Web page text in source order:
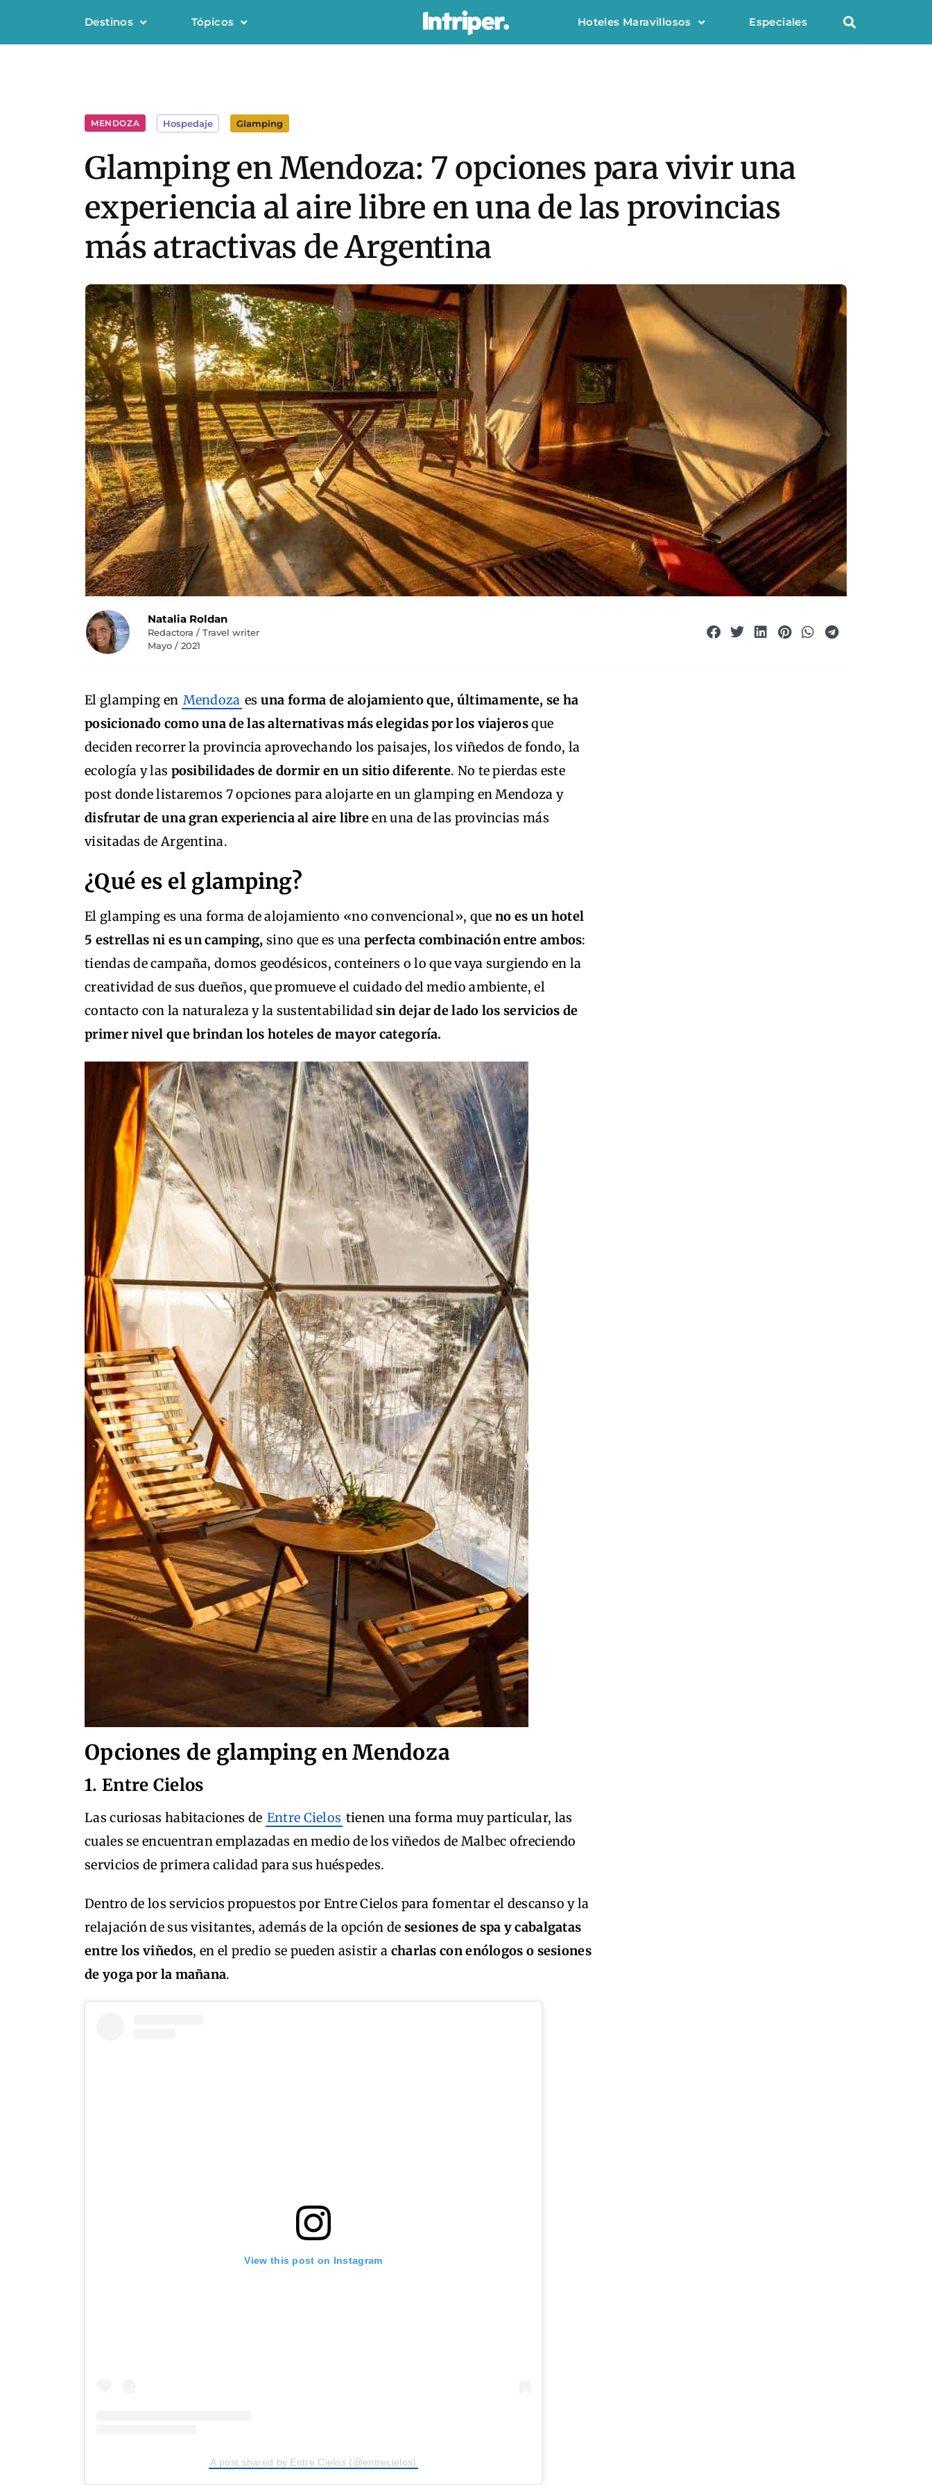
Destinos Tópicos Hoteles Maravillosos Especiales
MENDOZA Hospedaje Glamping
Glamping en Mendoza: 7 opciones para vivir una
experiencia al aire libre en una de las provincias
más atractivas de Argentina
Natalia Roldan
Redactora / Travel writer
Mayo / 2021
El glamping en Mendoza es una forma de alojamiento que, últimamente, se ha
posicionado como una de las alternativas más elegidas por los viajerosque
deciden recorrer la provincia aprovechando los paisajes, los viñedos de fondo, la
ecología y las posibilidades de dormir en un sitio diferente. No te pierdas este
post donde listaremos 7 opciones para alojarte en un glamping en Mendoza y
disfrutar de una gran experiencia al aire libreen una de las provincias más
visitadas de Argentina.
¿Qué es el glamping?
El glamping es una forma de alojamiento «no convencional», que no es un hotel
5 estrellas ni es un camping, sino que es una perfecta combinación entre ambos:
tiendas de campaña, domos geodésicos, conteiners o lo que vaya surgiendo en la
creatividad de sus dueños, que promueve el cuidado del medio ambiente, el
contacto con la naturaleza y la sustentabilidadsin dejar de lado los servicios de
primer nivel que brindan los hoteles de mayor categoría.
Opciones de glamping en Mendoza
1. Entre Cielos
Las curiosas habitaciones de Entre Cielos tienen una forma muy particular, las
cuales se encuentran emplazadas en medio de los viñedos de Malbec ofreciendo
servicios de primera calidad para sus huéspedes.
Dentro de los servicios propuestos por Entre Cielos para fomentar el descanso y la
relajación de sus visitantes, además de la opción de sesiones de spa y cabalgatas
entre los viñedos, en el predio se pueden asistir a charlas con enólogos o sesiones
de yoga por la mañana.
View this post on Instagram
A post shared by Entre Cielos (@entrecielos)